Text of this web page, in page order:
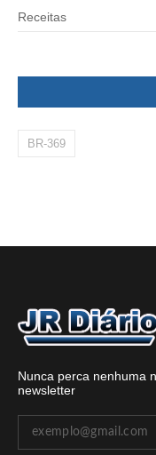
Receitas
BR-369
Nunca perca nenhuma
newsletter